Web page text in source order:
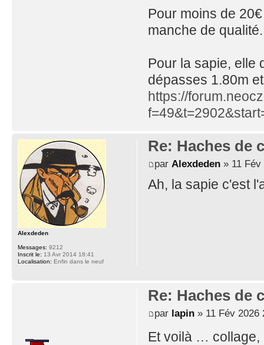
Pour moins de
manche de
Pour la sapie, elle
dépasses 1.80m
https://
Re: Haches de
par Alexdeden» 11 Fév
Ah, la sapie c'est
Alexdeden
Messages: 9212
Inscrit le: 13 Avr 2014 18:41
Localisation: Enfin dans le neuf
Re: Haches de
par lapin» 11 Fév 2026
Et voilà …